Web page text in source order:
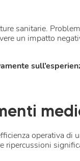
sanitarie.
un impatto
operativa di